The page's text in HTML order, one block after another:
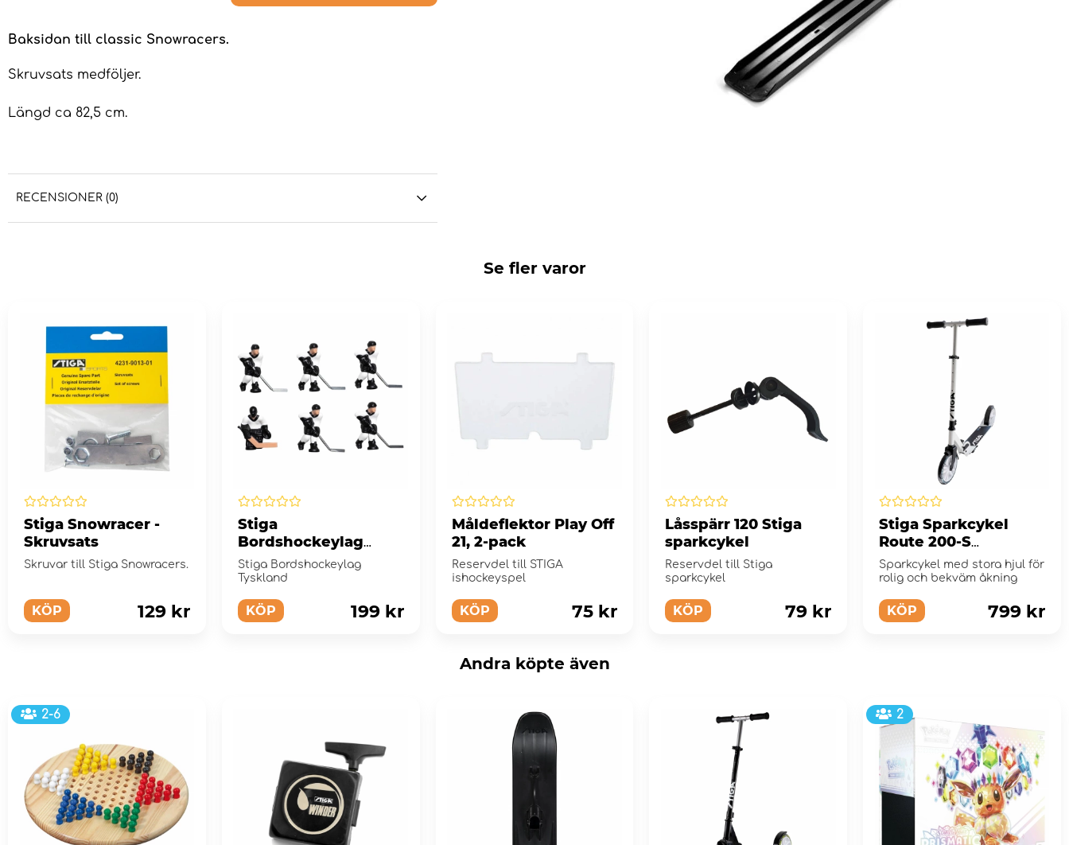
Baksidan till classic Snowracers.
Skruvsats medföljer.
Längd ca 82,5 cm.
RECENSIONER (0)
Se fler varor
Stiga Snowracer -
Skruvsats
Skruvar till Stiga Snowracers.
KÖP 129 kr
Stiga
Bordshockeylag
Tyskland
Stiga Bordshockeylag
Tyskland
KÖP 199 kr
Måldeflektor Play Off
21, 2-pack
Reservdel till STIGA
ishockeyspel
KÖP 75 kr
Låsspärr 120 Stiga
sparkcykel
Reservdel till Stiga
sparkcykel
KÖP 79 kr
Stiga Sparkcykel
Route 200-S
White/Blue
Sparkcykel med stora hjul för
rolig och bekväm åkning
KÖP 799 kr
Andra köpte även
2-6 2